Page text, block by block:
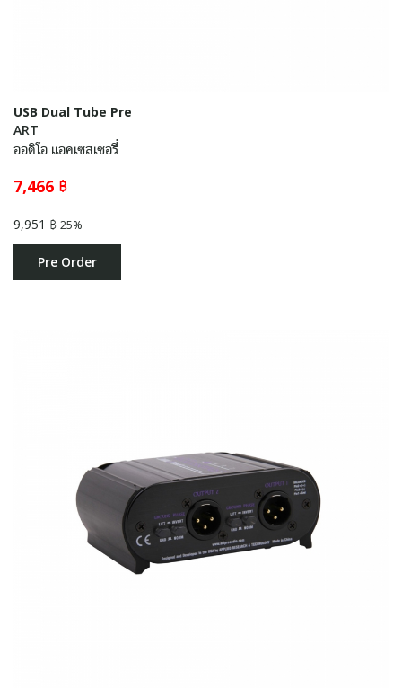
USB Dual Tube Pre
ART
ออดิโอ แอคเซสเซอรี่
7,466 ฿
9,951 ฿25%
Pre Order